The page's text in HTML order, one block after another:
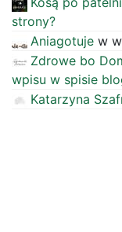
strony?
Aniagotuje w
Zdrowe bo
wpisu w spisie
Katarzyna